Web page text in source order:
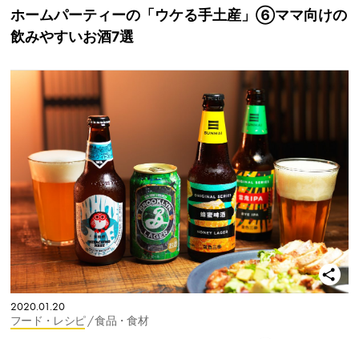
ホームパーティーの「ウケる手土産」⑥ママ向けの
飲みやすいお酒7選
2020.01.20
フード・レシピ / 食品・食材